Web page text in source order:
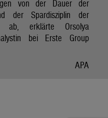
von der Dauer der
der Spardisziplin der
ab, erklärte Orsolya
bei Erste Group
APA